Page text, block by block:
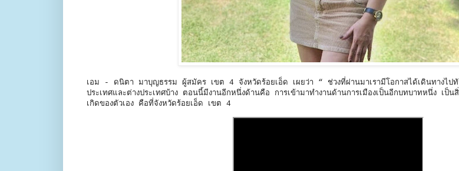
เอม - ดนิตา มาบุญธรรม ผู้สมัคร เขต 4 จังหวัดร้อยเอ็ด เผยว่า “ ช่วงที่ผ่านมาเรามีโอกาสได้เดินทางไป
ประเทศและต่างประเทศบ้าง ตอนนี้มีงานอีกหนึ่งด้านคือ การเข้ามาทำงานด้านการเมืองเป็นอีกบทบาทหนึ่ง เป็น
เกิดของตัวเอง คือที่จังหวัดร้อยเอ็ด เขต 4